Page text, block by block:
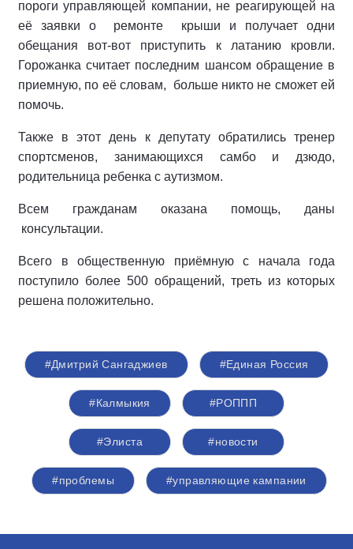
пороги управляющей компании, не реагирующей на
её заявки о ремонте крыши и получает одни
обещания вот-вот приступить к латанию кровли.
Горожанка считает последним шансом обращение в
приемную, по её словам, больше никто не сможет ей
помочь.
Также в этот день к депутату обратились тренер
спортсменов, занимающихся самбо и дзюдо,
родительница ребенка с аутизмом.
Всем гражданам оказана помощь, даны
консультации.
Всего в общественную приёмную с начала года
поступило более 500 обращений, треть из которых
решена положительно.
#Дмитрий Сангаджиев #Единая Россия
#Калмыкия #РОППП
#Элиста #новости
#проблемы #управляющие кампании